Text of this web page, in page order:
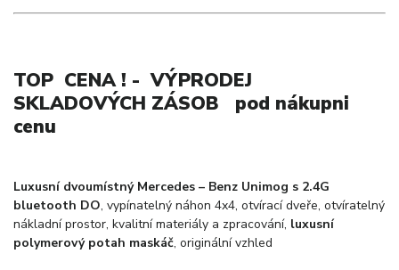
TOP CENA ! - VÝPRODEJ
SKLADOVÝCH ZÁSOB pod nákupni
cenu
Luxusní dvoumístný Mercedes – Benz Unimog s 2.4G
bluetooth DO, vypínatelný náhon 4x4, otvírací dveře, otvíratelný
nákladní prostor, kvalitní materiály a zpracování, luxusní
polymerový potah maskáč, originální vzhled